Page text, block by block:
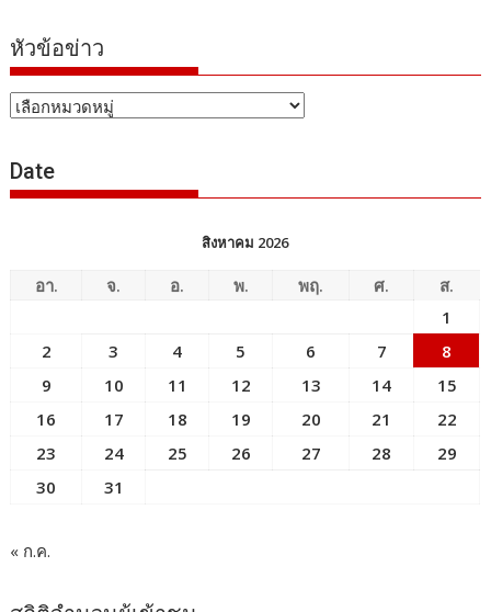
หัวข้อข่าว
หัวข้อ
Date
สิงหาคม 2026
อา. จ. อ. พ. พฤ. ศ.
ส.
1
2
3 4 5 6 7
8
9
10 11 12 13 14
15
16
17 18 19 20 21
22
23
24 25 26 27 28
29
30
31
« ก.ค.